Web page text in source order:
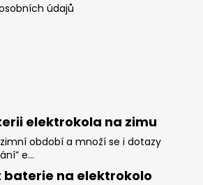
údajů
elektrokola na zimu
období a množí se i dotazy
e...
na elektrokolo